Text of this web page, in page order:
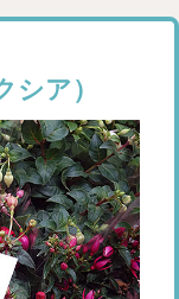
シア）